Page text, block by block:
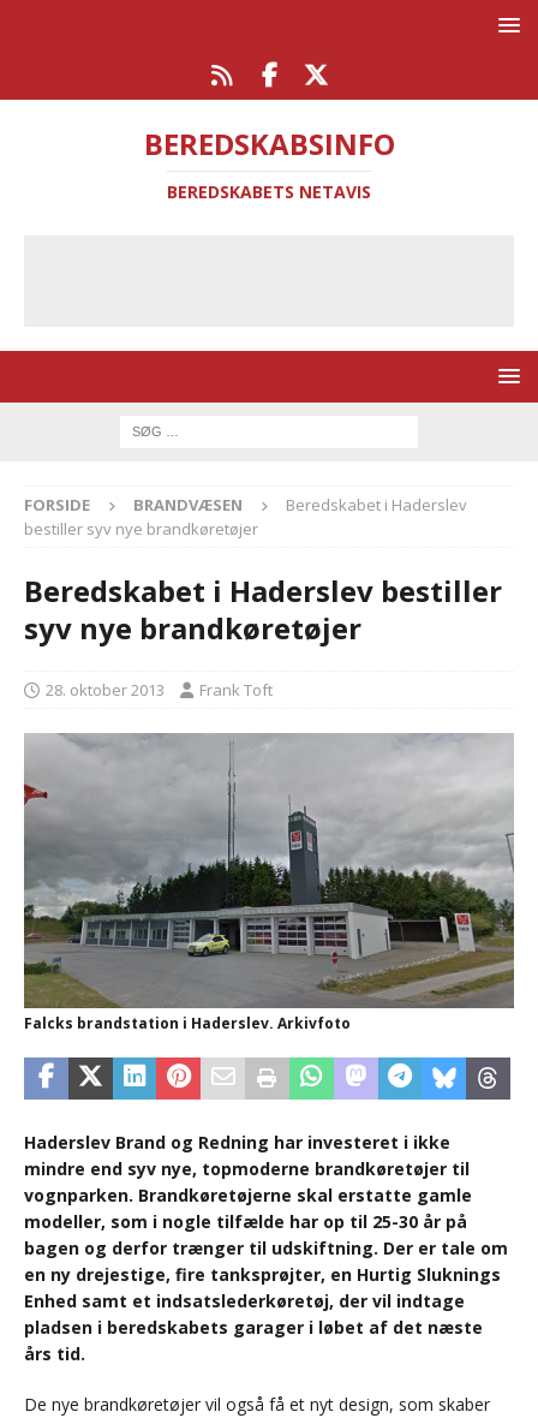
BEREDSKABSINFO
BEREDSKABETS NETAVIS
FORSIDE BRANDVÆSEN
Beredskabet i Haderslev
bestiller syv nye brandkøretøjer
Beredskabet i Haderslev bestiller
syv nye brandkøretøjer
28. oktober 2013 Frank Toft
Falcks brandstation i Haderslev. Arkivfoto
Haderslev Brand og Redning har investeret i ikke
mindre end syv nye, topmoderne brandkøretøjer til
vognparken. Brandkøretøjerne skal erstatte gamle
modeller, som i nogle tilfælde har op til 25-30 år på
bagen og derfor trænger til udskiftning. Der er tale om
en ny drejestige, fire tanksprøjter, en Hurtig Sluknings
Enhed samt et indsatslederkøretøj, der vil indtage
pladsen i beredskabets garager i løbet af det næste
års tid.
De nye brandkøretøjer vil også få et nyt design, som skaber